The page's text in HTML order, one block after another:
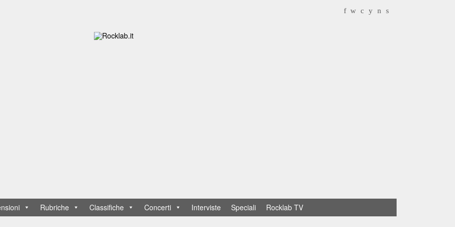
f w c y n s
Rubriche Classifiche Concerti Interviste Speciali Rocklab TV